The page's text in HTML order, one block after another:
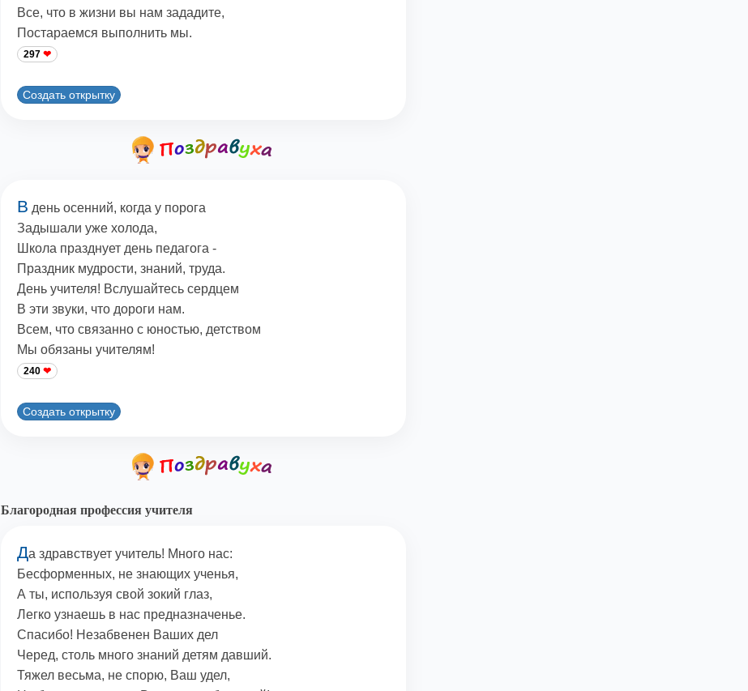
Все, что в жизни вы нам зададите,
Постараемся выполнить мы.
297
Создать открытку
В день осенний, когда у порога
Задышали уже холода,
Школа празднует день педагога -
Праздник мудрости, знаний, труда.
День учителя! Вслушайтесь сердцем
В эти звуки, что дороги нам.
Всем, что связанно с юностью, детством
Мы обязаны учителям!
240
Создать открытку
Благородная профессия учителя
Да здравствует учитель! Много нас:
Бесформенных, не знающих ученья,
А ты, используя свой зокий глаз,
Легко узнаешь в нас предназначенье.
Спасибо! Незабвенен Ваших дел
Черед, столь много знаний детям давший.
Тяжел весьма, не спорю, Ваш удел,